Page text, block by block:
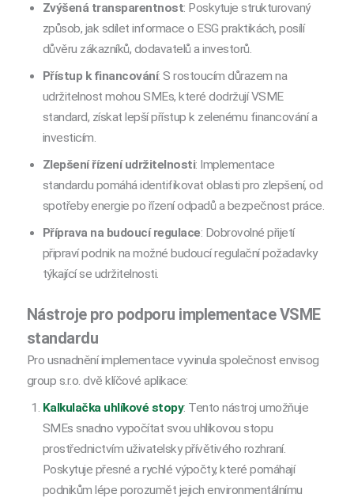
Zvýšená transparentnost: Poskytuje strukturovaný
způsob, jak sdílet informace o ESG praktikách, posílí
důvěru zákazníků, dodavatelů a investorů.
Přístup k financování: S rostoucím důrazem na
udržitelnost mohou SMEs, které dodržují VSME
standard, získat lepší přístup k zelenému financování a
investicím.
Zlepšení řízení udržitelnosti: Implementace
standardu pomáhá identifikovat oblasti pro zlepšení, od
spotřeby energie po řízení odpadů a bezpečnost práce.
Příprava na budoucí regulace: Dobrovolné přijetí
připraví podnik na možné budoucí regulační požadavky
týkající se udržitelnosti.
Nástroje pro podporu implementace VSME
standardu
Pro usnadnění implementace vyvinula společnost envisog
group s.r.o. dvě klíčové aplikace:
Kalkulačka uhlíkové stopy: Tento nástroj umožňuje
SMEs snadno vypočítat svou uhlíkovou stopu
prostřednictvím uživatelsky přívětivého rozhraní.
Poskytuje přesné a rychlé výpočty, které pomáhají
podnikům lépe porozumět jejich environmentálnímu